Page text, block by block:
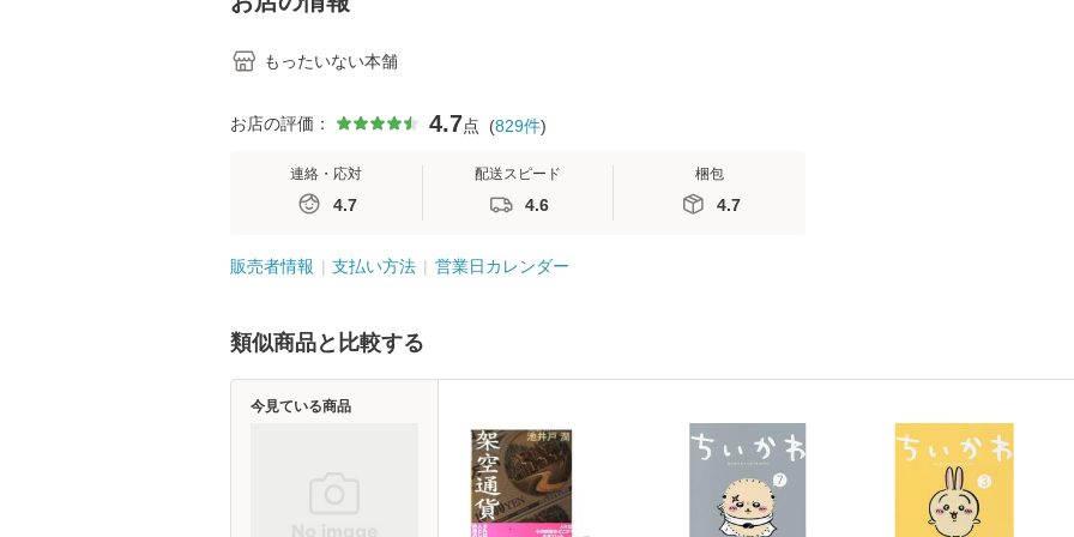
もったいない本舗
お店の評価： 4.7点 (829件)
連絡・応対
4.7
配送スピード
4.6
梱包
4.7
販売者情報 支払い方法 営業日カレンダー
類似商品と比較する
今見ている商品